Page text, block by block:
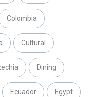
Colombia
Cultural
Dining
Ecuador Egypt